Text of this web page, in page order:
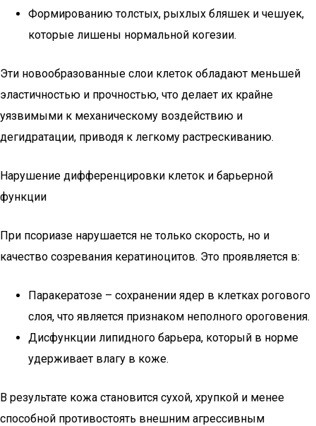
Формированию толстых, рыхлых бляшек и чешуек,
которые лишены нормальной когезии.
Эти новообразованные слои клеток обладают меньшей
эластичностью и прочностью, что делает их крайне
уязвимыми к механическому воздействию и
дегидратации, приводя к легкому растрескиванию.
Нарушение дифференцировки клеток и барьерной
функции
При псориазе нарушается не только скорость, но и
качество созревания кератиноцитов. Это проявляется в:
Паракератозе – сохранении ядер в клетках рогового
слоя, что является признаком неполного ороговения.
Дисфункции липидного барьера, который в норме
удерживает влагу в коже.
В результате кожа становится сухой, хрупкой и менее
способной противостоять внешним агрессивным